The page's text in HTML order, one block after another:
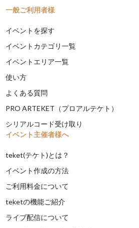
一般ご利用者様
イベントを探す
イベントカテゴリ一覧
イベントエリア一覧
使い方
よくある質問
PRO ARTEKET（プロアルテケト）
シリアルコード受け取り
イベント主催者様へ
teket(テケト)とは？
イベント作成の方法
ご利用料金について
teketの機能ご紹介
ライブ配信について